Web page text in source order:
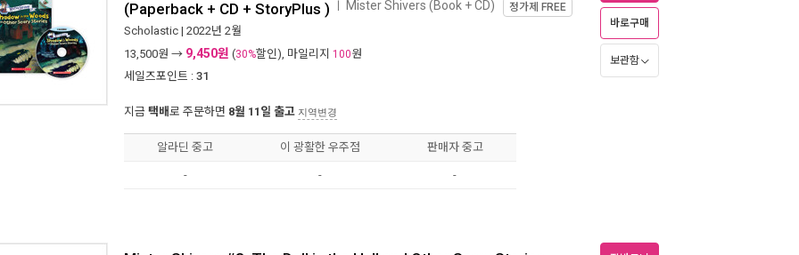
(Paperback + CD + StoryPlus ) Mister Shivers (Book + CD) 정가제 FREE
Scholastic | 2022년 2월
13,500원 → 9,450원 (30%할인), 마일리지 100원
세일즈포인트 : 31
지금 택배로 주문하면 8월 11일 출고 지역변경
바로구매
보관함
알라딘 중고 이 광활한 우주점 판매자 중고
- - -